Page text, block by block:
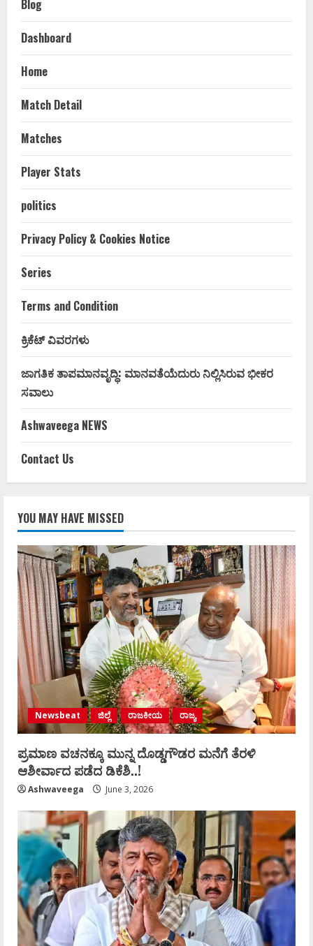
Blog
Dashboard
Home
Match Detail
Matches
Player Stats
politics
Privacy Policy & Cookies Notice
Series
Terms and Condition
ಕ್ರಿಕೆಟ್ ವಿವರಗಳು
ಜಾಗತಿಕ ತಾಪಮಾನವೃದ್ಧಿ: ಮಾನವತೆಯೆದುರು ನಿಲ್ಲಿಸಿರುವ ಭೀಕರ
ಸವಾಲು
Ashwaveega NEWS
Contact Us
YOU MAY HAVE MISSED
Newsbeat ಜಿಲ್ಲೆ ರಾಜಕೀಯ ರಾಜ್ಯ
ಪ್ರಮಾಣ ವಚನಕ್ಕೂ ಮುನ್ನ ದೊಡ್ಡಗೌಡರ ಮನೆಗೆ ತೆರಳಿ
ಆಶೀರ್ವಾದ ಪಡೆದ ಡಿಕೆಶಿ..!
Ashwaveega June 3, 2026